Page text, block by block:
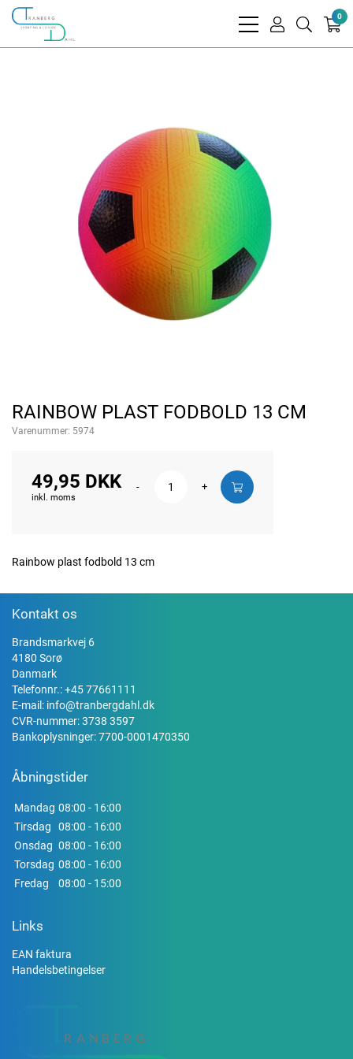
bars
user
search
0
RAINBOW PLAST FODBOLD 13 CM
Varenummer: 5974
49,95 DKK
inkl. moms
- +
Rainbow plast fodbold 13 cm
Kontakt os
Brandsmarkvej 6
4180 Sorø
Danmark
Telefonnr.:+45 77661111
E-mail: info@tranbergdahl.dk
CVR-nummer: 3738 3597
Bankoplysninger: 7700-0001470350
Åbningstider
Mandag 08:00 - 16:00
Tirsdag
08:00 - 16:00
Onsdag 08:00 - 16:00
Torsdag 08:00 - 16:00
Fredag
08:00 - 15:00
Links
EAN faktura
Handelsbetingelser